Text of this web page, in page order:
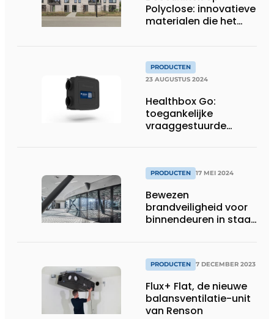
Polyclose: innovatieve
materialen die het
PRODUCTEN
23 AUGUSTUS 2024
Healthbox Go:
toegankelijke
vraaggestuurde
PRODUCTEN 17 MEI 2024
Bewezen
brandveiligheid voor
binnendeuren in staal
Architect@Work
Brussel
PRODUCTEN 7 DECEMBER 2023
Flux+ Flat, de nieuwe
balansventilatie-unit
van Renson